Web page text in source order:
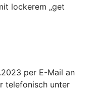
lockerem „get
per E-Mail an
telefonisch unter